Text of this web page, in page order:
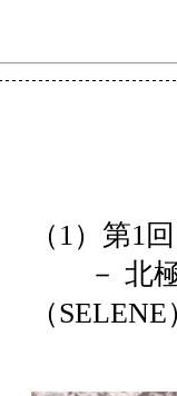
（1）第1
－ 北極
（